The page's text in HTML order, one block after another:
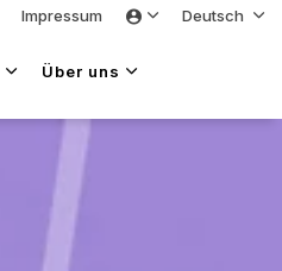
Über uns
Impressum Deutsch